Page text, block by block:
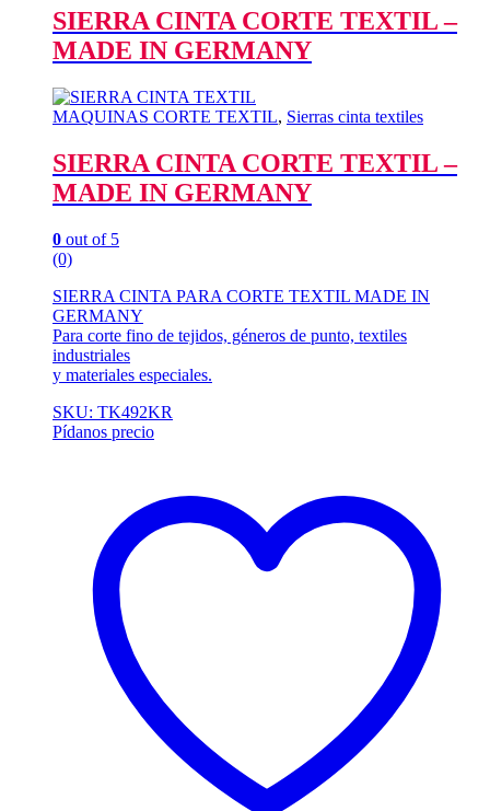
SIERRA CINTA CORTE TEXTIL –
MADE IN GERMANY
MAQUINAS CORTE TEXTIL, Sierras cinta textiles
SIERRA CINTA CORTE TEXTIL –
MADE IN GERMANY
0 out of 5
(0)
SIERRA CINTA PARA CORTE TEXTIL MADE IN
GERMANY
Para corte fino de tejidos, géneros de punto, textiles
industriales
y materiales especiales.
SKU: TK492KR
Pídanos precio